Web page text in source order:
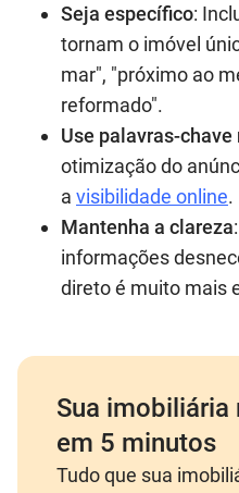
Seja específico:
tornam o imóvel
mar", "próximo ao
reformado".
Use palavras-
otimização do
a visibilidade online.
Mantenha a clareza
informações
direto é muito mais
Sua
em 5 minutos
Tudo que sua